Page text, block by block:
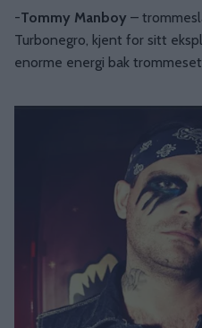
-Tommy Manboy –
Turbonegro, kjent for sitt
enorme energi bak